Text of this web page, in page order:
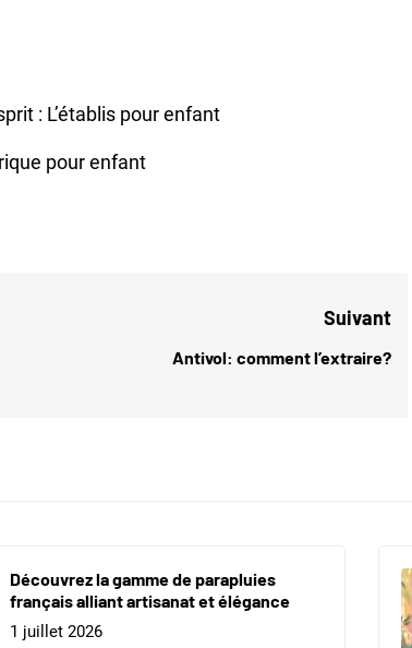
: L’établis pour enfant
pour enfant
Suivant
Antivol: comment l’extraire?
Découvrez la gamme de parapluies
français alliant artisanat et élégance
1 juillet 2026